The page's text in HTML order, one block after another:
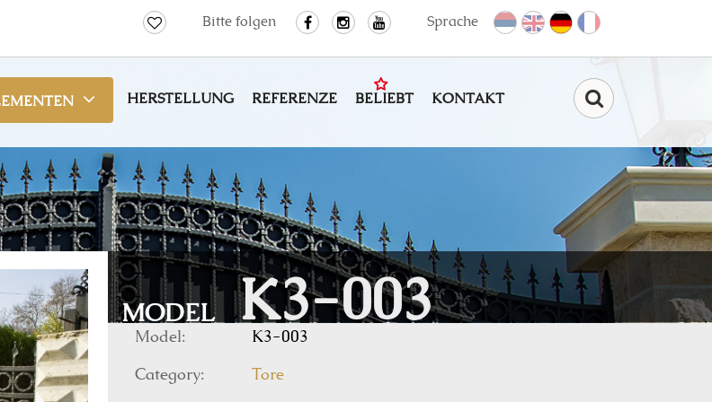
Sprache
Bitte folgen
HERSTELLUNG REFERENZE BELIEBT KONTAKT
MODEL K3-003
Model: K3-003
Category: Tore